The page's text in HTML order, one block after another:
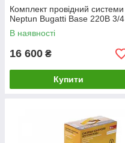
Комплект провідний системи
Neptun Bugatti Base 220B 3/4
В наявності
16 600 ₴
Купити